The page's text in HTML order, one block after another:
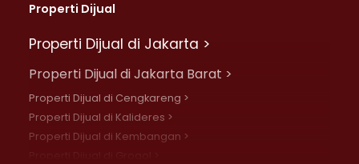
Properti Dijual
Properti Dijual di Jakarta >
Properti Dijual di Jakarta Barat >
Properti Dijual di Cengkareng >
Properti Dijual di Kalideres >
Properti Dijual di Kembangan >